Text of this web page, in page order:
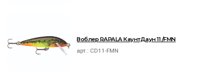
Воблер RAPALA КаунтДаун 11 /FMN
арт.: CD11-FMN